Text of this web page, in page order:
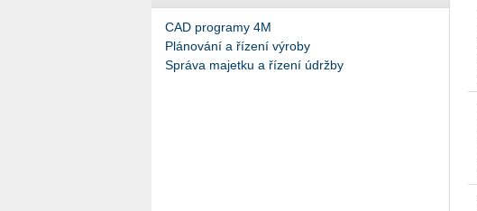
CAD programy 4M
Plánování a řízení výroby
Správa majetku a řízení údržby